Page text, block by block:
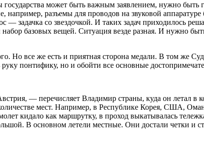
может быть важным заявлением, нужно быть
разъемы для проводов на звуковой
задачка со звездочкой. И таких задач приходилось
базовых вещей. Ситуация везде разная. И нужно
Но все же есть и приятная сторона медали. В том же
понтифику, но и обойти все основные
— перечисляет Владимир страны, куда он летал в
мест. Например, в Республике Корея, США,
кидало как маршрутку, в проход выкатывалась
В основном летели местные. Они достали четки и